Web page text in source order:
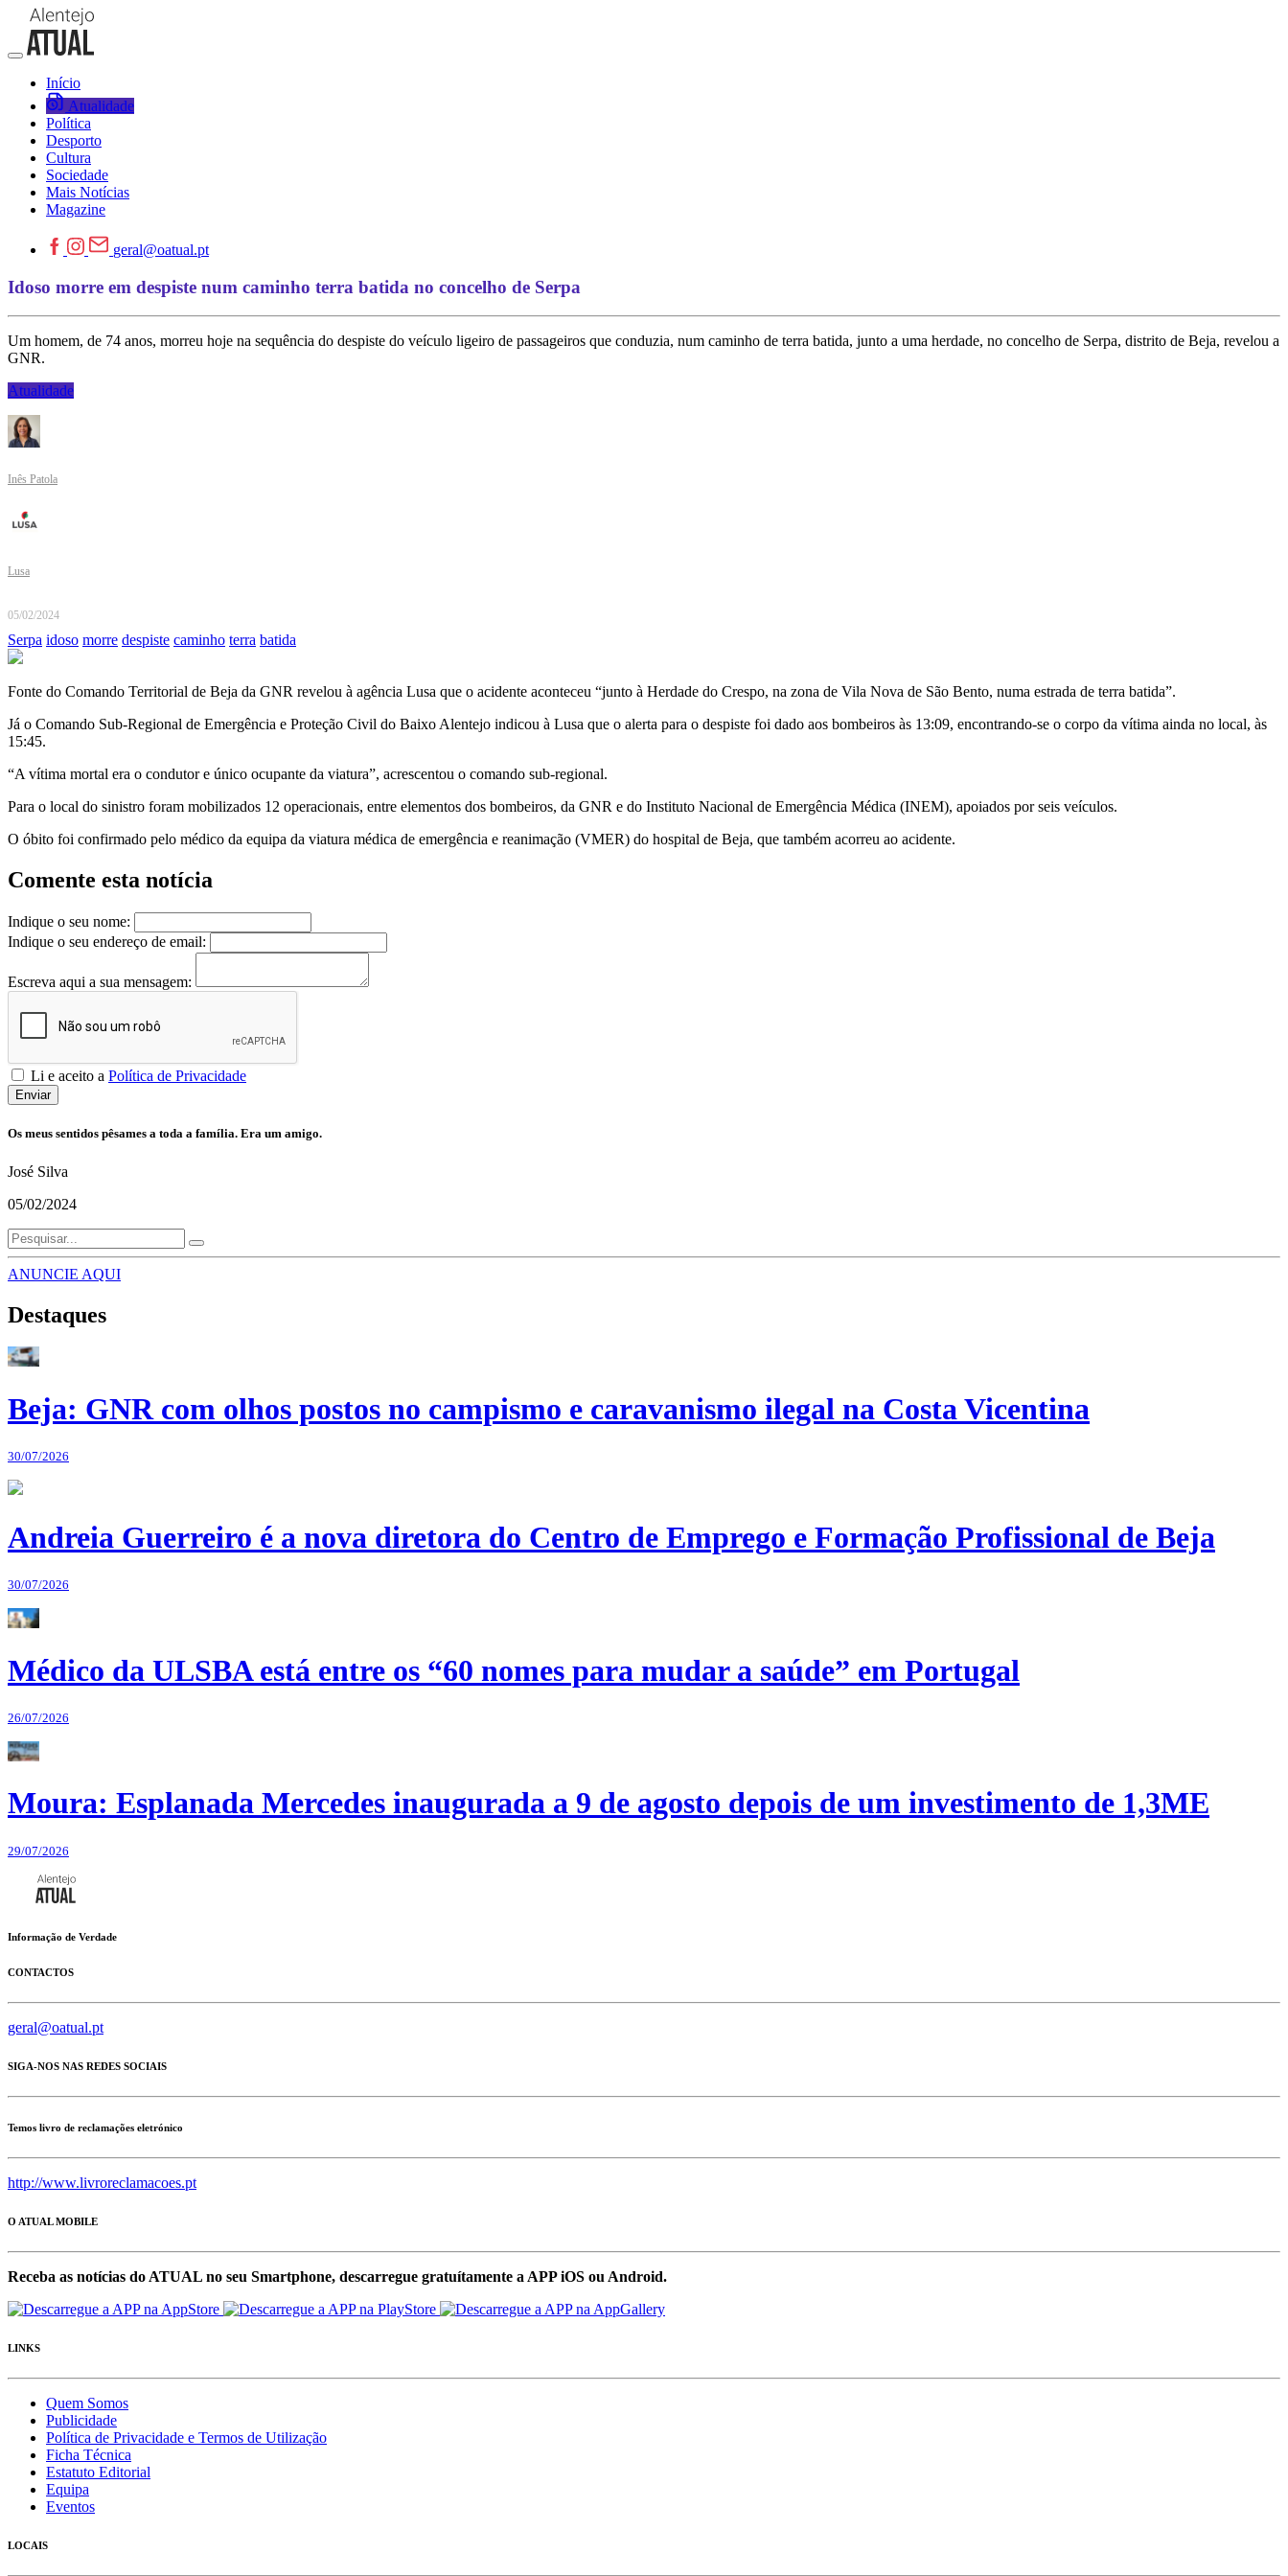
Início
Atualidade
Política
Desporto
Cultura
Sociedade
Mais Notícias
Magazine
geral@oatual.pt
Idoso morre em despiste num caminho terra batida no concelho de Serpa
Um homem, de 74 anos, morreu hoje na sequência do despiste do veículo ligeiro de passageiros que conduzia, num caminho de terra batida, junto a uma herdade, no concelho de Serpa, distrito de Beja, revelou a
GNR.
Atualidade
Inês Patola
Lusa
05/02/2024
Serpa idoso morre despiste caminho terra batida
Fonte do Comando Territorial de Beja da GNR revelou à agência Lusa que o acidente aconteceu “junto à Herdade do Crespo, na zona de Vila Nova de São Bento, numa estrada de terra batida”.
Já o Comando Sub-Regional de Emergência e Proteção Civil do Baixo Alentejo indicou à Lusa que o alerta para o despiste foi dado aos bombeiros às 13:09, encontrando-se o corpo da vítima ainda no local, às
15:45.
“A vítima mortal era o condutor e único ocupante da viatura”, acrescentou o comando sub-regional.
Para o local do sinistro foram mobilizados 12 operacionais, entre elementos dos bombeiros, da GNR e do Instituto Nacional de Emergência Médica (INEM), apoiados por seis veículos.
O óbito foi confirmado pelo médico da equipa da viatura médica de emergência e reanimação (VMER) do hospital de Beja, que também acorreu ao acidente.
Comente esta notícia
Indique o seu nome:
Indique o seu endereço de email:
Escreva aqui a sua mensagem:
Li e aceito a Política de Privacidade
Enviar
Os meus sentidos pêsames a toda a família. Era um amigo.
José Silva
05/02/2024
ANUNCIE AQUI
Destaques
Beja: GNR com olhos postos no campismo e caravanismo ilegal na Costa Vicentina
30/07/2026
Andreia Guerreiro é a nova diretora do Centro de Emprego e Formação Profissional de Beja
30/07/2026
Médico da ULSBA está entre os “60 nomes para mudar a saúde” em Portugal
26/07/2026
Moura: Esplanada Mercedes inaugurada a 9 de agosto depois de um investimento de 1,3ME
29/07/2026
Informação de Verdade
CONTACTOS
geral@oatual.pt
SIGA-NOS NAS REDES SOCIAIS
Temos livro de reclamações eletrónico
http://www.livroreclamacoes.pt
O ATUAL MOBILE
Receba as notícias do ATUAL no seu Smartphone, descarregue gratuítamente a APP iOS ou Android.
LINKS
Quem Somos
Publicidade
Política de Privacidade e Termos de Utilização
Ficha Técnica
Estatuto Editorial
Equipa
Eventos
LOCAIS